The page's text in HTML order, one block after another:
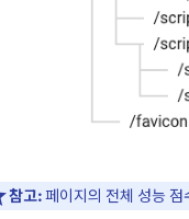
참고:페이지의 전체 성능